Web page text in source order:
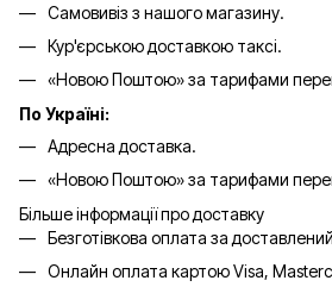
Самовивіз з нашого магазину.
Кур'єрською доставкою таксі.
«Новою Поштою» за тарифами
По Україні:
Адресна доставка.
«Новою Поштою» за тарифами
Більше інформації про доставку
Безготівкова оплата за
Онлайн оплата картою Visa,